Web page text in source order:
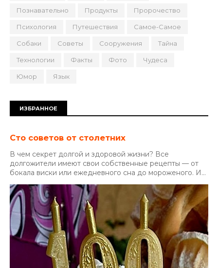
Познавательно Продукты Пророчество
Психология Путешествия Самое-Самое
Собаки Советы Сооружения Тайна
Технологии Факты Фото Чудеса
Юмор Язык
ИЗБРАННОЕ
Сто советов от столетних
В чем секрет долгой и здоровой жизни? Все
долгожители имеют свои собственные рецепты — от
бокала виски или ежедневного сна до мороженого. И...